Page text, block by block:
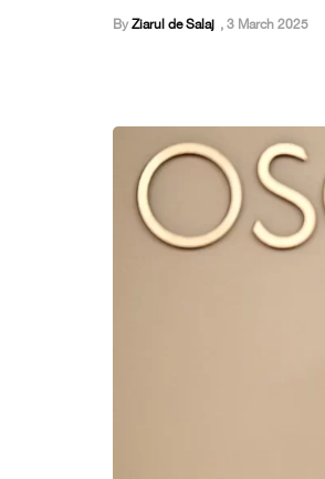
By Ziarul de Salaj , 3 March 2025